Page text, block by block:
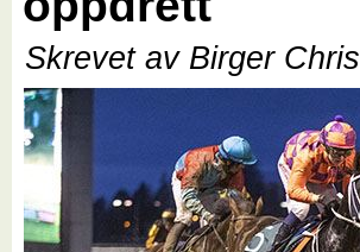
Skrevet av Birger